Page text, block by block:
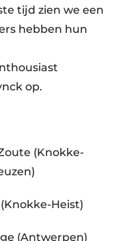
tijd zien we een
hebben hun
op.
(Knokke-
Heist)
(Antwerpen)